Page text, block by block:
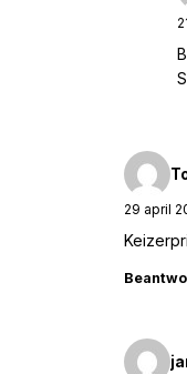
29 april